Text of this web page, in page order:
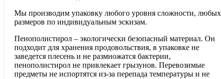
Мы производим упаковку любого уровня сложности, любых
размеров по индивидуальным эскизам.
Пенополистирол – экологически безопасный материал. Он
подходит для хранения продовольствия, в упаковке не
заведется плесень и не размножатся бактерии,
пенополистирол не привлекает грызунов. Перевозимые
предметы не испортятся из-за перепада температуры и не